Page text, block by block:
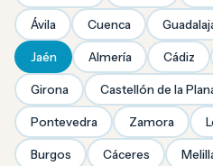
Ávila Cuenca
Jaén Almería Cádiz
Girona Castellón de la
Pontevedra Zamora
Burgos Cáceres